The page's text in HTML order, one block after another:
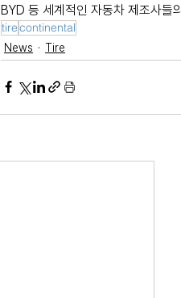
BYD 등 세계적인 자동차 제조사들
tirecontinental
News Tire